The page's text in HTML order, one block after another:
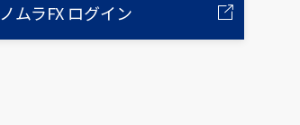
ノムラFX ログイン